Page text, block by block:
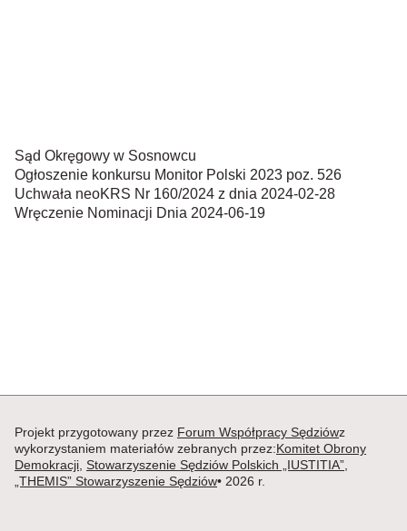
Sąd Okręgowy w Sosnowcu
Ogłoszenie konkursu Monitor Polski 2023 poz. 526
Uchwała neoKRS Nr 160/2024 z dnia 2024-02-28
Wręczenie Nominacji Dnia 2024-06-19
Projekt przygotowany przez Forum Współpracy Sędziówz
wykorzystaniem materiałów zebranych przez:Komitet Obrony
Demokracji Stowarzyszenie Sędziów Polskich „IUSTITIA”
„THEMIS” Stowarzyszenie Sędziów• 2026 r.